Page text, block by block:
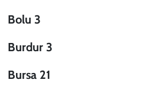
Bolu 3
Burdur 3
Bursa 21